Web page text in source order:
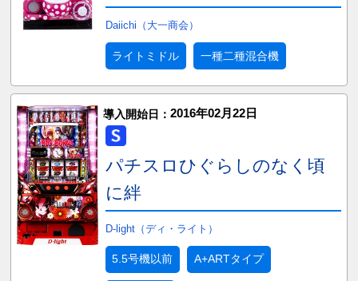
Daiichi（大一商会）
ライトミドル 一種二種混合機
導入開始日： 2016年02月22日
パチスロひぐらしのなく頃
に絆
D-light（ディ・ライト）
5.5号機以前 A+ARTタイプ